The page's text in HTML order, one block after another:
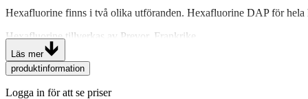
Hexafluorine finns i två olika utföranden. Hexafluorine DAP för
Hexafluorine tillverkas av Prevor, Frankrike.
Flaska Hexafluorine 500 ml»
Läs mer
produktinformation
Logga in för att se priser